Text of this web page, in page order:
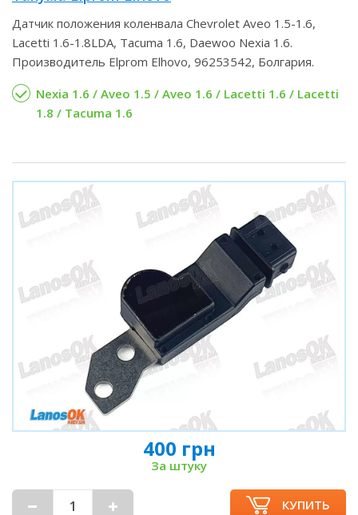
Датчик положения коленвала Chevrolet Aveo 1.5-1.6,
Lacetti 1.6-1.8LDA, Tacuma 1.6, Daewoo Nexia 1.6.
Производитель Elprom Elhovo, 96253542, Болгария.
Nexia 1.6 / Aveo 1.5 / Aveo 1.6 / Lacetti 1.6 / Lacetti
1.8 / Tacuma 1.6
400 грн
За штуку
КУПИТЬ